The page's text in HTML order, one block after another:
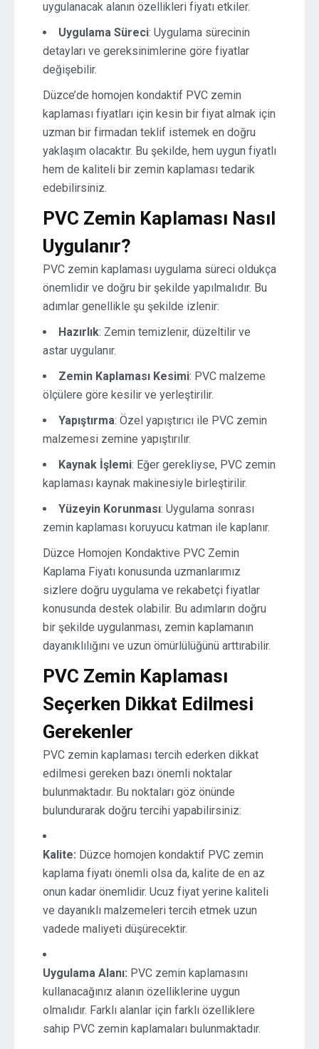
uygulanacak alanın özellikleri fiyatı etkiler.
Uygulama Süreci: Uygulama sürecinin
detayları ve gereksinimlerine göre fiyatlar
değişebilir.
Düzce’de homojen kondaktif PVC zemin
kaplaması fiyatları için kesin bir fiyat almak için
uzman bir firmadan teklif istemek en doğru
yaklaşım olacaktır. Bu şekilde, hem uygun fiyatlı
hem de kaliteli bir zemin kaplaması tedarik
edebilirsiniz.
PVC Zemin Kaplaması Nasıl
Uygulanır?
PVC zemin kaplaması uygulama süreci oldukça
önemlidir ve doğru bir şekilde yapılmalıdır. Bu
adımlar genellikle şu şekilde izlenir:
Hazırlık: Zemin temizlenir, düzeltilir ve
astar uygulanır.
Zemin Kaplaması Kesimi: PVC malzeme
ölçülere göre kesilir ve yerleştirilir.
Yapıştırma: Özel yapıştırıcı ile PVC zemin
malzemesi zemine yapıştırılır.
Kaynak İşlemi: Eğer gerekliyse, PVC zemin
kaplaması kaynak makinesiyle birleştirilir.
Yüzeyin Korunması: Uygulama sonrası
zemin kaplaması koruyucu katman ile kaplanır.
Düzce Homojen Kondaktive PVC Zemin
Kaplama Fiyatı konusunda uzmanlarımız
sizlere doğru uygulama ve rekabetçi fiyatlar
konusunda destek olabilir. Bu adımların doğru
bir şekilde uygulanması, zemin kaplamanın
dayanıklılığını ve uzun ömürlülüğünü arttırabilir.
PVC Zemin Kaplaması
Seçerken Dikkat Edilmesi
Gerekenler
PVC zemin kaplaması tercih ederken dikkat
edilmesi gereken bazı önemli noktalar
bulunmaktadır. Bu noktaları göz önünde
bulundurarak doğru tercihi yapabilirsiniz:
Kalite: Düzce homojen kondaktif PVC zemin
kaplama fiyatı önemli olsa da, kalite de en az
onun kadar önemlidir. Ucuz fiyat yerine kaliteli
ve dayanıklı malzemeleri tercih etmek uzun
vadede maliyeti düşürecektir.
Uygulama Alanı: PVC zemin kaplamasını
kullanacağınız alanın özelliklerine uygun
olmalıdır. Farklı alanlar için farklı özelliklere
sahip PVC zemin kaplamaları bulunmaktadır.